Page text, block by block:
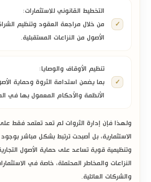
التخطيط القانوني للاستثمارات:
من خلال مراجعة العقود وتنظيم
الأصول من النزاعات المستقبلية.
تنظيم الأوقاف والوصايا:
بما يضمن استدامة الثروة وحماية
الأنظمة والأحكام المعمول بها في
ولهذا فإن إدارة الثروات لم تعد تعتمد فقط
الاستثمارية، بل أصبحت ترتبط بشكل مباشر
وتنظيمية قوية تساعد على حماية الأصول
النزاعات والمخاطر المحتملة، خاصة في
والشركات العائلية.